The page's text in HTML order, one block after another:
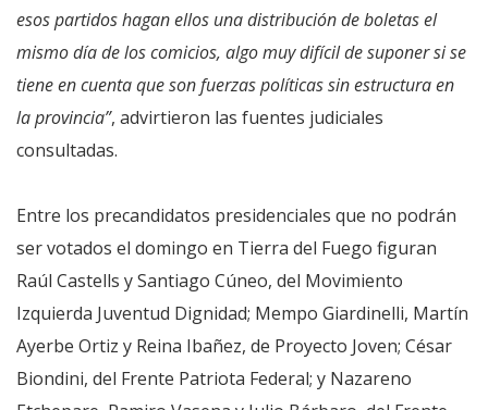
esos partidos hagan ellos una distribución de boletas el
mismo día de los comicios, algo muy difícil de suponer si se
tiene en cuenta que son fuerzas políticas sin estructura en
la provincia”, advirtieron las fuentes judiciales
consultadas.
Entre los precandidatos presidenciales que no podrán
ser votados el domingo en Tierra del Fuego figuran
Raúl Castells y Santiago Cúneo, del Movimiento
Izquierda Juventud Dignidad; Mempo Giardinelli, Martín
Ayerbe Ortiz y Reina Ibañez, de Proyecto Joven; César
Biondini, del Frente Patriota Federal; y Nazareno